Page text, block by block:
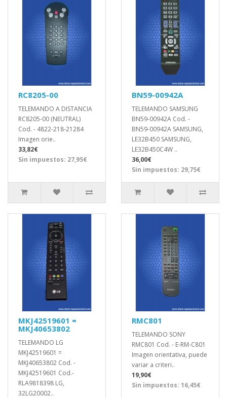
RC8205-00
TELEMANDO A DISTANCIA
RC8205-00 (NEUTRAL)
Cod. - 4822-218-21284
Imagen orie..
33,82€
Sin impuestos: 27,95€
BN59-00942A
TELEMANDO SAMSUNG
BN59-00942A Cod. -
BN59-00942A SAMSUNG,
LE32B450 SAMSUNG,
LE32B450C4W ..
36,00€
Sin impuestos: 29,75€
MKJ42519601 =
MKJ40653802
TELEMANDO LG
MKJ42519601 =
MKJ40653802 Cod. -
MKJ42519601 Cod.-
RLA9818398 LG,
32LG20002..
RMC801
TELEMANDO SONY
RMC801 Cod. - E-RM-C801
Imagen orientativa, puede
variar a criteri..
19,90€
Sin impuestos: 16,45€